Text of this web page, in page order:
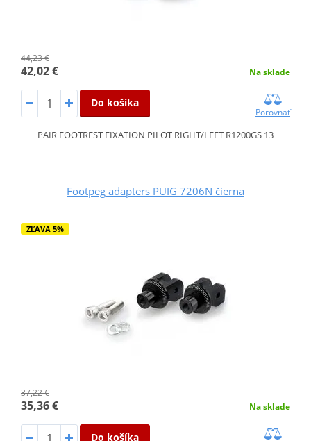
44,23 €
42,02 € Na sklade
Do košíka
Porovnať
PAIR FOOTREST FIXATION PILOT RIGHT/LEFT R1200GS 13
Footpeg adapters PUIG 7206N čierna
ZĽAVA 5%
37,22 €
35,36 € Na sklade
Do košíka